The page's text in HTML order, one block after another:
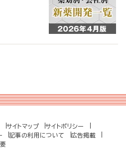
サイトマップ
サイトポリシー
記事の利用について
広告掲載